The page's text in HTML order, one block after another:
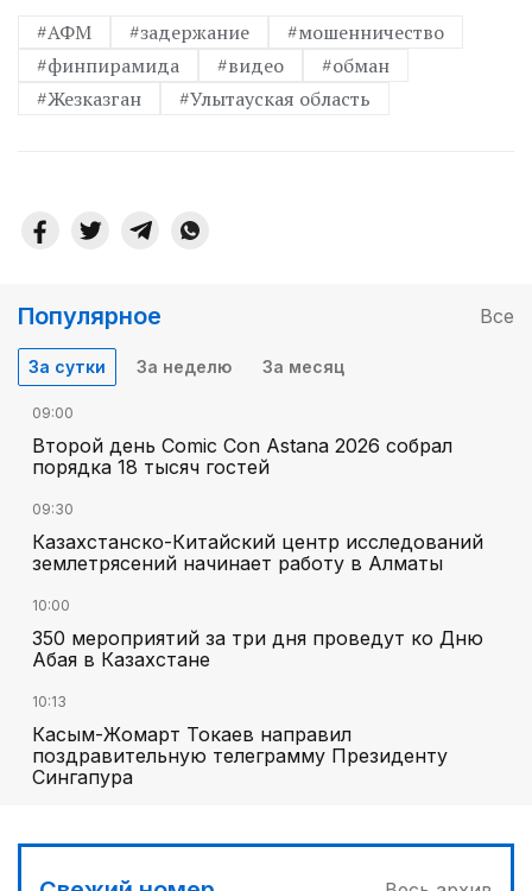
#АФМ #задержание
#мошенничество
#финпирамида
#видео
#обман
#Жезказган
#Улытауская область
Популярное Все
За сутки За неделю За месяц
09:00
Второй день Comic Con Astana 2026 собрал
порядка 18 тысяч гостей
09:30
Казахстанско-Китайский центр исследований
землетрясений начинает работу в Алматы
10:00
350 мероприятий за три дня проведут ко Дню
Абая в Казахстане
10:13
Касым-Жомарт Токаев направил
поздравительную телеграмму Президенту
Сингапура